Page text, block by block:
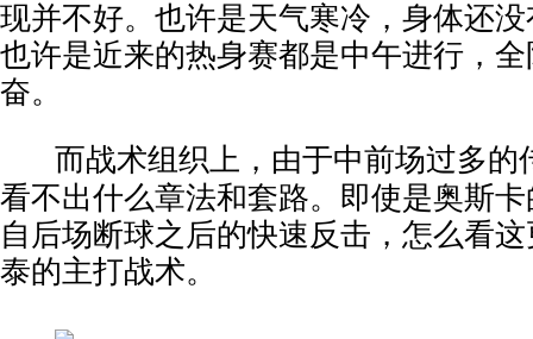
现并不好。也许是天气寒冷，身体还
也许是近来的热身赛都是中午进行，
奋。
而战术组织上，由于中前场过多的
看不出什么章法和套路。即使是奥斯
自后场断球之后的快速反击，怎么看
泰的主打战术。